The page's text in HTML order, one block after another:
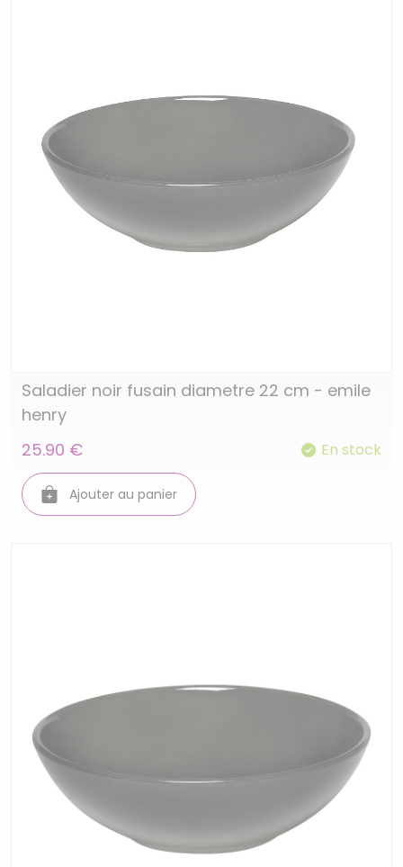
Saladier noir fusain diametre 22 cm - emile
henry
25.90 €
En stock
Ajouter au panier